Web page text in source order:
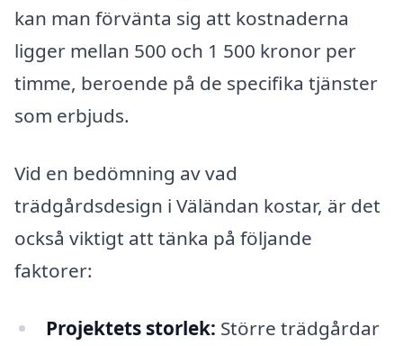
kan man förvänta sig att kostnaderna
ligger mellan 500 och 1 500 kronor per
timme, beroende på de specifika tjänster
som erbjuds.
Vid en bedömning av vad
trädgårdsdesign i Väländan kostar, är det
också viktigt att tänka på följande
faktorer:
Projektets storlek: Större trädgårdar